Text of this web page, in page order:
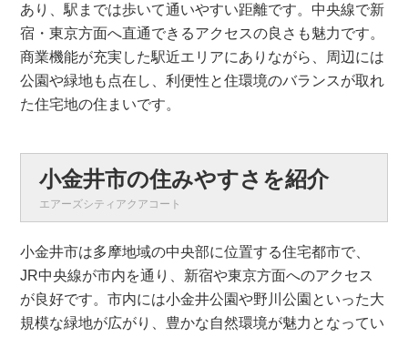
あり、駅までは歩いて通いやすい距離です。中央線で新
宿・東京方面へ直通できるアクセスの良さも魅力です。
商業機能が充実した駅近エリアにありながら、周辺には
公園や緑地も点在し、利便性と住環境のバランスが取れ
た住宅地の住まいです。
小金井市の住みやすさを紹介
エアーズシティアクアコート
小金井市は多摩地域の中央部に位置する住宅都市で、
JR中央線が市内を通り、新宿や東京方面へのアクセス
が良好です。市内には小金井公園や野川公園といった大
規模な緑地が広がり、豊かな自然環境が魅力となってい